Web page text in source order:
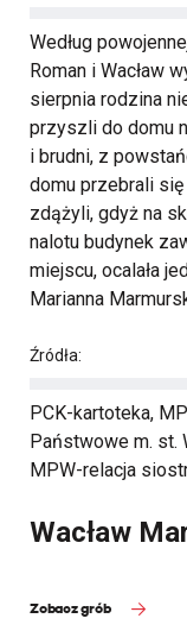
Według
Roman i Wacław
sierpnia rodzina
przyszli do domu
i brudni, z
domu przebrali
zdążyli, gdyż na
nalotu budynek
miejscu, ocalała
Marianna
Źródła:
PCK-kartoteka,
Państwowe m. st.
MPW-relacja
Wacław
Zobacz grób